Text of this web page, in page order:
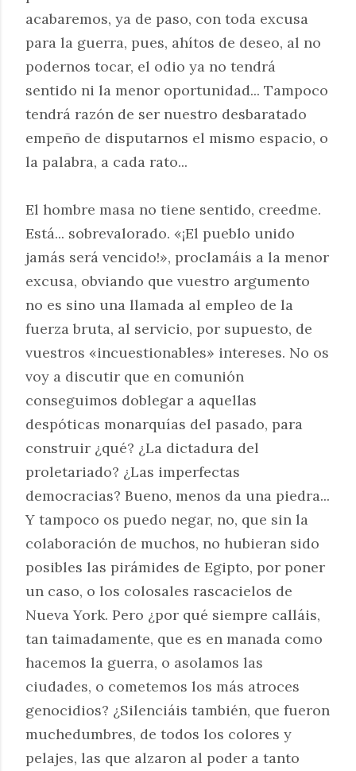
acabaremos, ya de paso, con toda excusa
para la guerra, pues, ahítos de deseo, al no
podernos tocar, el odio ya no tendrá
sentido ni la menor oportunidad... Tampoco
tendrá razón de ser nuestro desbaratado
empeño de disputarnos el mismo espacio, o
la palabra, a cada rato...
El hombre masa no tiene sentido, creedme.
Está... sobrevalorado. «¡El pueblo unido
jamás será vencido!», proclamáis a la menor
excusa, obviando que vuestro argumento
no es sino una llamada al empleo de la
fuerza bruta, al servicio, por supuesto, de
vuestros «incuestionables» intereses. No os
voy a discutir que en comunión
conseguimos doblegar a aquellas
despóticas monarquías del pasado, para
construir ¿qué? ¿La dictadura del
proletariado? ¿Las imperfectas
democracias? Bueno, menos da una piedra...
Y tampoco os puedo negar, no, que sin la
colaboración de muchos, no hubieran sido
posibles las pirámides de Egipto, por poner
un caso, o los colosales rascacielos de
Nueva York. Pero ¿por qué siempre calláis,
tan taimadamente, que es en manada como
hacemos la guerra, o asolamos las
ciudades, o cometemos los más atroces
genocidios? ¿Silenciáis también, que fueron
muchedumbres, de todos los colores y
pelajes, las que alzaron al poder a tanto